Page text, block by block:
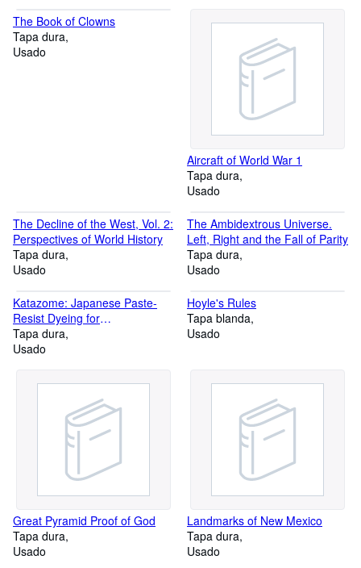
The Book of Clowns
Tapa dura
Usado
Aircraft of World War 1
Tapa dura
Usado
The Decline of the West, Vol. 2:
Perspectives of World History
Tapa dura
Usado
The Ambidextrous Universe.
Left, Right and the Fall of Parity
Tapa dura
Usado
Katazome: Japanese Paste-
Resist Dyeing for
Contemporary Use
Tapa dura
Usado
Hoyle's Rules
Tapa blanda
Usado
Great Pyramid Proof of God
Tapa dura
Usado
Landmarks of New Mexico
Tapa dura
Usado